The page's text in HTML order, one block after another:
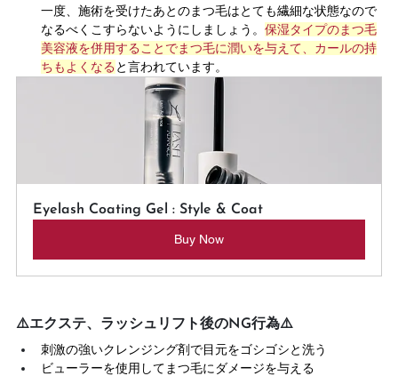
一度、施術を受けたあとのまつ毛はとても繊細な状態なので
なるべくこすらないようにしましょう。 保湿タイプのまつ毛
美容液を併用することでまつ毛に潤いを与えて、カールの持
ちもよくなると言われています。
Eyelash Coating Gel : Style & Coat
Buy Now
⚠️エクステ、ラッシュリフト後のNG行為⚠️
刺激の強いクレンジング剤で目元をゴシゴシと洗う
ビューラーを使用してまつ毛にダメージを与える